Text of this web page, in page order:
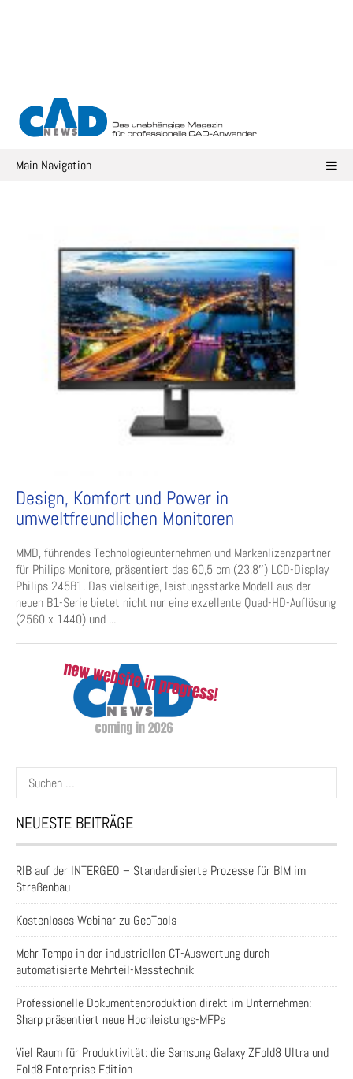
Main Navigation
Design, Komfort und Power in
umweltfreundlichen Monitoren
MMD, führendes Technologieunternehmen und Markenlizenzpartner
für Philips Monitore, präsentiert das 60,5 cm (23,8″) LCD-Display
Philips 245B1. Das vielseitige, leistungsstarke Modell aus der
neuen B1-Serie bietet nicht nur eine exzellente Quad-HD-Auflösung
(2560 x 1440) und ...
Suchen
nach:
NEUESTE BEITRÄGE
RIB auf der INTERGEO – Standardisierte Prozesse für BIM im
Straßenbau
Kostenloses Webinar zu GeoTools
Mehr Tempo in der industriellen CT-Auswertung durch
automatisierte Mehrteil-Messtechnik
Professionelle Dokumentenproduktion direkt im Unternehmen:
Sharp präsentiert neue Hochleistungs-MFPs
Viel Raum für Produktivität: die Samsung Galaxy ZFold8 Ultra und
Fold8 Enterprise Edition